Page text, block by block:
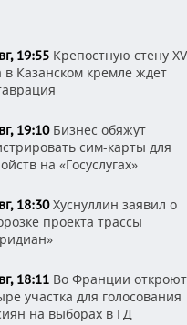
19:55 Крепостную стену
в Казанском кремле ждет
19:10Бизнес обяжут
сим-карты для
на «Госуслугах»
18:30Хуснуллин заявил о
проекта трассы
18:11 Во Франции откроют
участка для голосования
на выборах в ГД